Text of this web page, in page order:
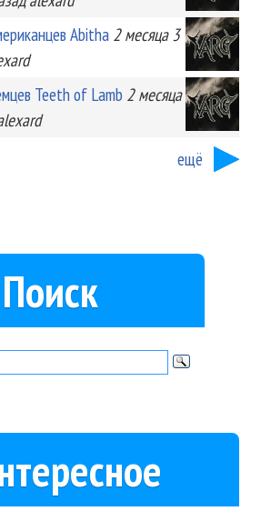
Abitha 2 месяца 3
Teeth of Lamb 2 месяца
ещё
Поиск